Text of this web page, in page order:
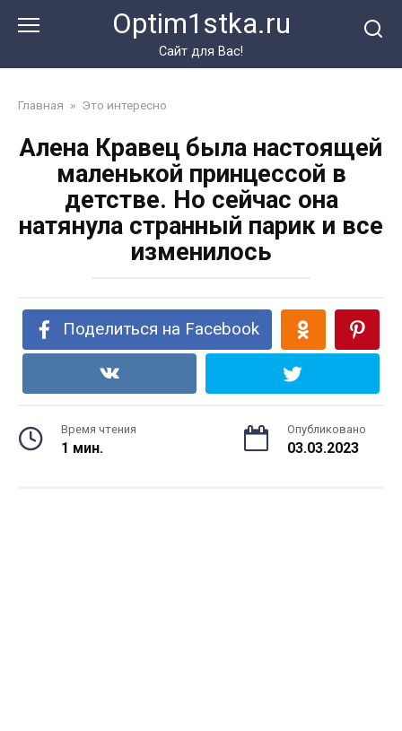
Optim1stka.ru
Сайт для Вас!
Главная » Это интересно
Алена Кравец была настоящей
маленькой принцессой в
детстве. Но сейчас она
натянула странный парик и все
изменилось
Поделиться на Facebook
Время чтения
1 мин.
Опубликовано
03.03.2023